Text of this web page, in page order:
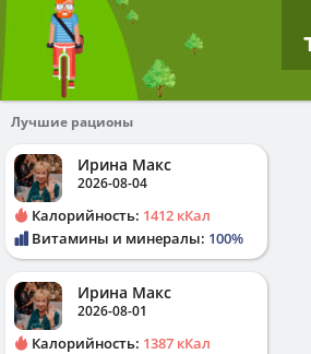
Лучшие рационы
Ирина Макс
2026-08-04
Калорийность: 1412 кКал
Витамины и минералы: 100%
Ирина Макс
2026-08-01
Калорийность: 1387 кКал